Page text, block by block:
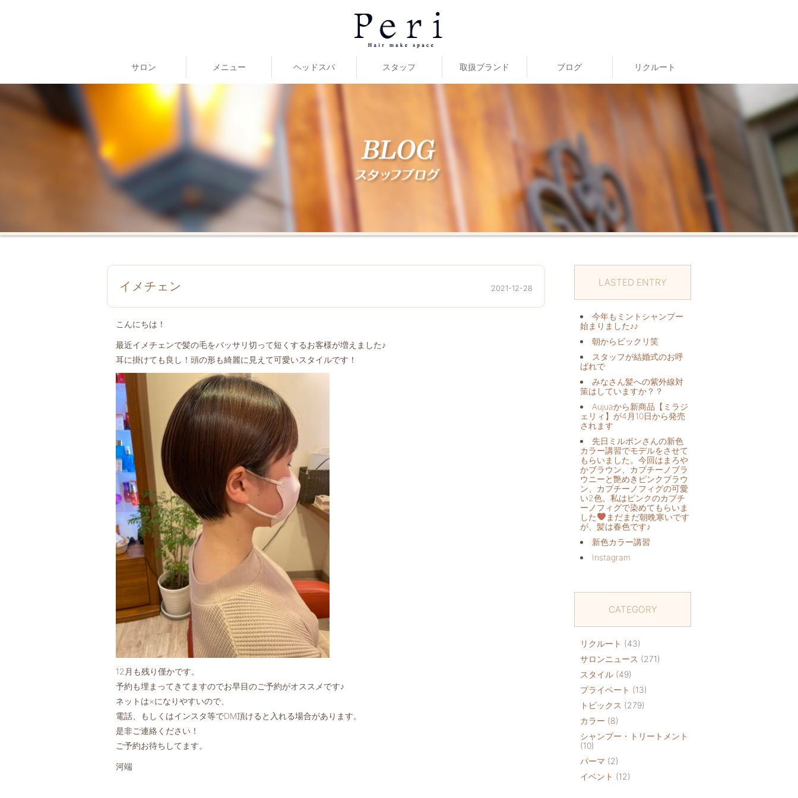
サロン メニュー ヘッドスパ スタッフ 取扱ブランド ブログ リクルート
イメチェン 2021-12-28
こんにちは！
最近イメチェンで髪の毛をバッサリ切って短くするお客様が増えました♪
耳に掛けても良し！頭の形も綺麗に見えて可愛いスタイルです！
12月も残り僅かです。
予約も埋まってきてますのでお早目のご予約がオススメです♪
ネットは×になりやすいので、
電話、もしくはインスタ等でDM頂けると入れる場合があります。
是非ご連絡ください！
ご予約お待ちしてます。
河端
LASTED ENTRY
今年もミントシャンプー
始まりました♪♪
朝からビックリ️笑
スタッフが結婚式のお呼
ばれで
みなさん髪への紫外線対
策はしていますか？？
Aujuaから新商品【ミラジ
ェリィ】が4月10日から発売
されます
先日ミルボンさんの新色
カラー講習でモデルをさせて
もらいました。今回はまろや
かブラウン、カプチーノブラ
ウニーと艶めきピンクブラウ
ン、カプチーノフィグの可愛
い2色。私はピンクのカプチ
ーノフィグで染めてもらいま
した
まだまだ朝晩寒いです
が、髪は春色です♪
新色カラー講習
Instagram
CATEGORY
リクルート (43)
サロンニュース (271)
スタイル (49)
プライベート (13)
トピックス (279)
カラー (8)
シャンプー・トリートメント
(10)
パーマ (2)
イベント (12)